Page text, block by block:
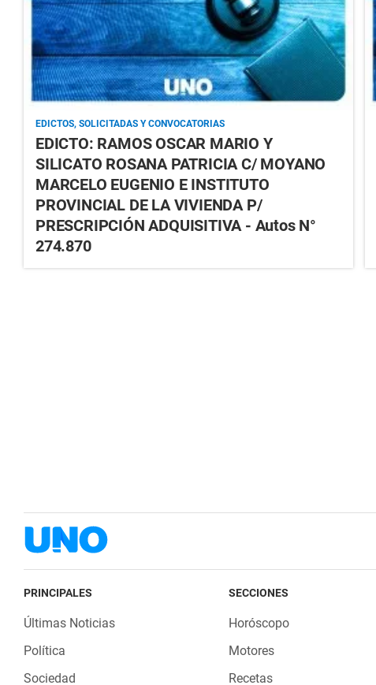
EDICTOS, SOLICITADAS Y CONVOCATORIAS
EDICTO: RAMOS OSCAR MARIO Y
SILICATO ROSANA PATRICIA C/ MOYANO
MARCELO EUGENIO E INSTITUTO
PROVINCIAL DE LA VIVIENDA P/
PRESCRIPCIÓN ADQUISITIVA - Autos N°
274.870
PRINCIPALES
Últimas Noticias
Política
Sociedad
SECCIONES
Horóscopo
Motores
Recetas